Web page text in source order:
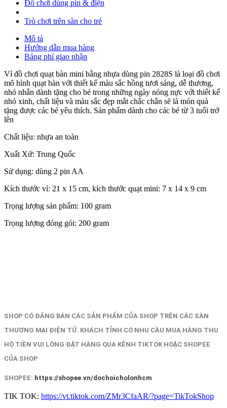
Đồ chơi dùng pin & điện
Trò chơi trên sàn cho trẻ
Mô tả
Hướng dẫn mua hàng
Bảng phí giao nhận
Vỉ đồ chơi quạt bàn mini bằng nhựa dùng pin 2828S là loại đồ chơi
mô hình quạt bàn với thiết kế màu sắc hồng tươi sáng, dễ thương,
nhỏ nhắn dành tặng cho bé trong những ngày nóng nực với thiết kế
nhỏ xinh, chất liệu và màu sắc đẹp mắt chắc chắn sẽ là món quà
tặng được các bé yêu thích. Sản phẩm dành cho các bé từ 3 tuổi trở
lên
Chất liệu: nhựa an toàn
Xuất Xứ: Trung Quốc
Sử dụng: dùng 2 pin AA
Kích thước vỉ: 21 x 15 cm, kích thước quạt mini: 7 x 14 x 9 cm
Trọng lượng sản phẩm: 100 gram
Trọng lượng đóng gói: 200 gram
SHOP CÓ ĐĂNG BÁN CÁC SẢN PHẨM CỦA SHOP TRÊN CÁC SÀN
THƯƠNG MẠI ĐIỆN TỬ. KHÁCH TỈNH CÓ NHU CẦU MUA HÀNG THU
HỘ TIỀN VUI LÒNG ĐẶT HÀNG QUA KÊNH TIKTOK HOẶC SHOPEE
CỦA SHOP
SHOPEE: https://shopee.vn/dochoicholonhcm
TIK TOK: https://vt.tiktok.com/ZMr3CfaAR/?page=TikTokShop